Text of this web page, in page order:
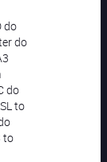
do
do
do
to
to